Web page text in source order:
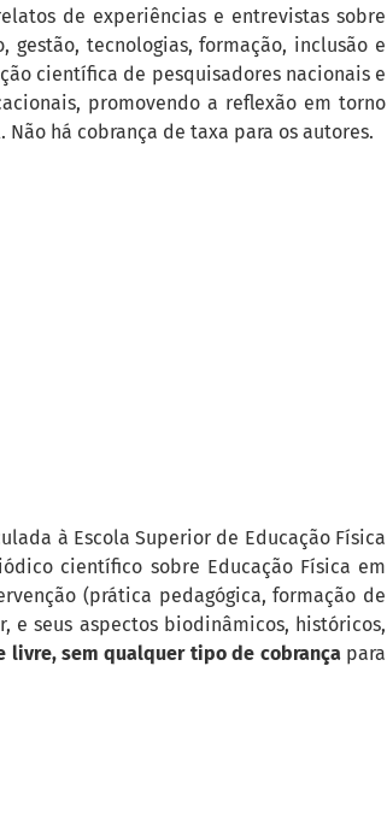
de experiências e entrevistas sobre
tecnologias, formação, inclusão e
científica de pesquisadores nacionais e
promovendo a reflexão em torno
há cobrança de taxa para os autores.
à Escola Superior de Educação Física
científico sobre Educação Física em
(prática pedagógica, formação de
e seus aspectos biodinâmicos, históricos,
livre, sem qualquer tipo de cobrançapara